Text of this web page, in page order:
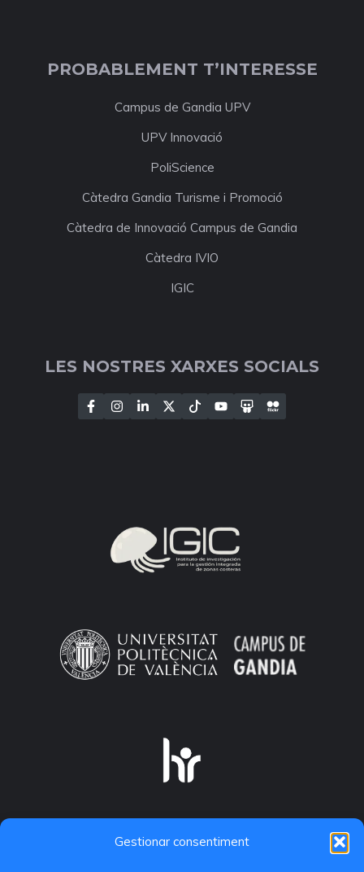
Gestionar consentiment
PROBABLEMENT T’INTERESSE
Campus de Gandia UPV
UPV Innovació
PoliScience
Càtedra Gandia Turisme i Promoció
Càtedra de Innovació Campus de Gandia
Càtedra IVIO
IGIC
LES NOSTRES XARXES SOCIALS